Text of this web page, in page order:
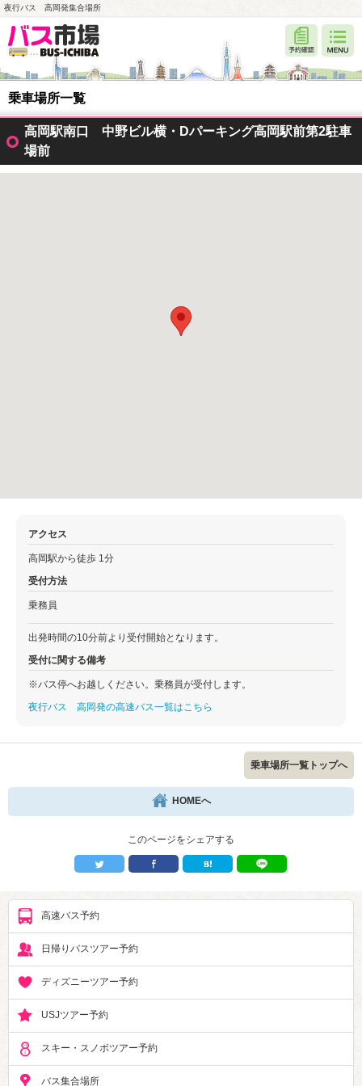
夜行バス 高岡発集合場所
乗車場所一覧
高岡駅南口 中野ビル横・Dパーキング高岡駅前第2駐車
場前
アクセス
高岡駅から徒歩 1分
受付方法
乗務員
出発時間の10分前より受付開始となります。
受付に関する備考
※バス停へお越しください。乗務員が受付します。
夜行バス 高岡発の高速バス一覧はこちら
乗車場所一覧トップへ
HOMEへ
このページをシェアする
高速バス予約
日帰りバスツアー予約
ディズニーツアー予約
USJツアー予約
スキー・スノボツアー予約
バス集合場所